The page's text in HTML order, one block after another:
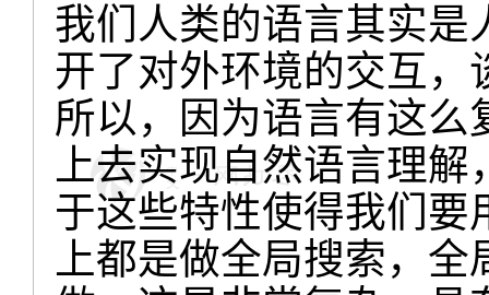
我们人类的语言其实是
开了对外环境的交互
所以，因为语言有这
上去实现自然语言理
于这些特性使得我们
上都是做全局搜索，